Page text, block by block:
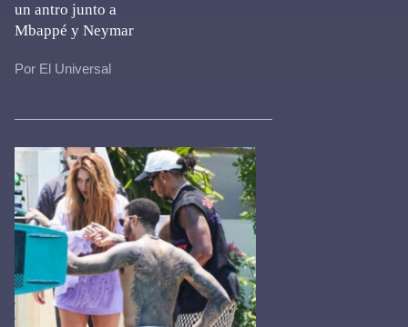
un antro junto a
Mbappé y Neymar
Por El Universal